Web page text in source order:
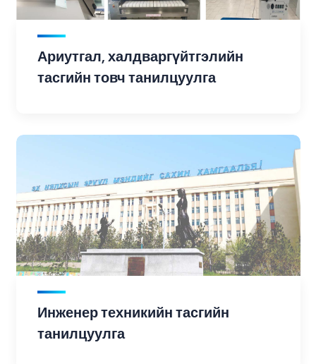
Ариутгал, халдваргүйтгэлийн
тасгийн товч танилцуулга
Инженер техникийн тасгийн
танилцуулга